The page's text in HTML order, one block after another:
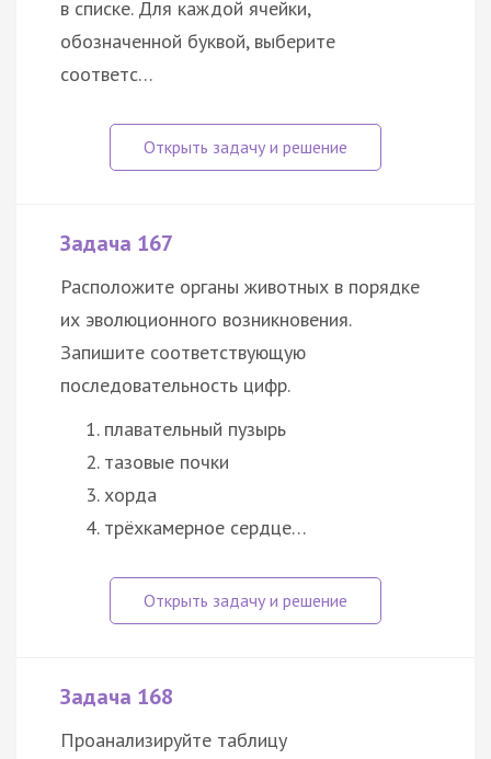
в списке. Для каждой ячейки,
обозначенной буквой, выберите
соответс…
Задача 167
Расположите органы животных в порядке
их эволюционного возникновения.
Запишите соответствующую
последовательность цифр.
плавательный пузырь
тазовые почки
хорда
трёхкамерное сердце…
Задача 168
Проанализируйте таблицу